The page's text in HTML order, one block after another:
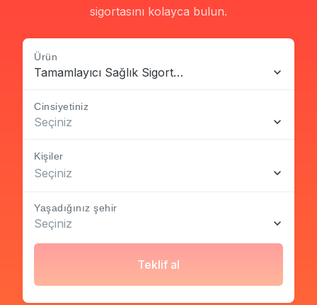
sigortasını kolayca bulun.
Ürün
Tamamlayıcı Sağlık Sigortası
Cinsiyetiniz
Seçiniz
Kişiler
Seçiniz
Yaşadığınız şehir
Seçiniz
Teklif al